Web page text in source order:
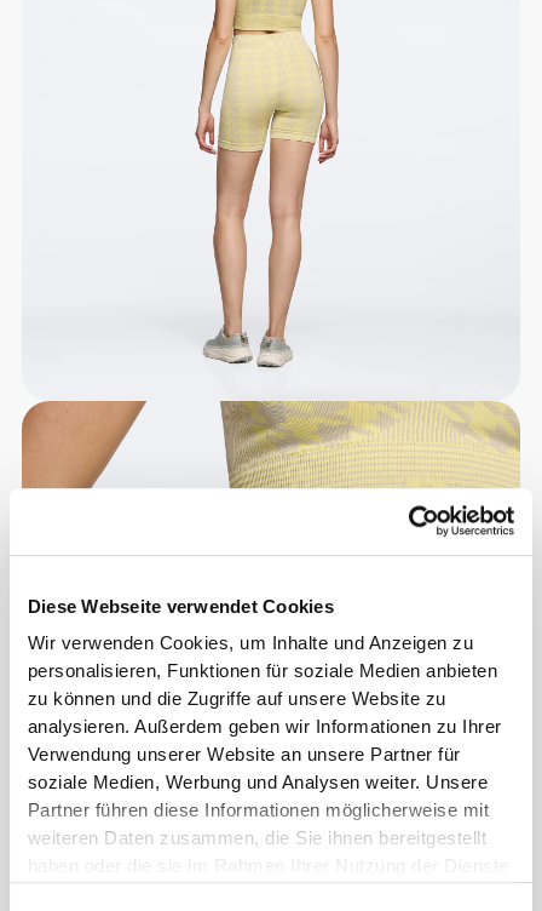
Diese Webseite verwendet Cookies
Wir verwenden Cookies, um Inhalte und Anzeigen zu
personalisieren, Funktionen für soziale Medien anbieten
zu können und die Zugriffe auf unsere Website zu
analysieren. Außerdem geben wir Informationen zu Ihrer
Verwendung unserer Website an unsere Partner für
soziale Medien, Werbung und Analysen weiter. Unsere
Partner führen diese Informationen möglicherweise mit
weiteren Daten zusammen, die Sie ihnen bereitgestellt
haben oder die sie im Rahmen Ihrer Nutzung der Dienste